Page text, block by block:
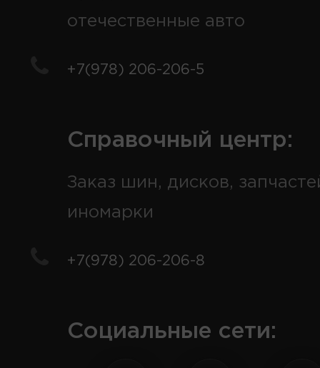
отечественные авто
+7(978) 206-206-5
Справочный центр:
Заказ шин, дисков,
иномарки
+7(978) 206-206-8
Социальные сети: